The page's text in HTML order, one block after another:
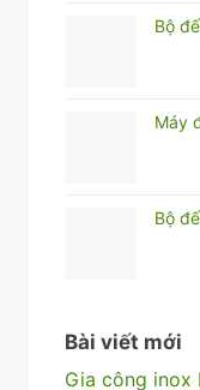
Bộ
Máy
Bộ
Bài viết mới
Gia công inox